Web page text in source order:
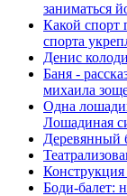
заниматься
Какой спорт
спорта
Денис
Баня -
михаила
Одна
Лошадиная
Деревянный
Конструкция
Боди-балет: